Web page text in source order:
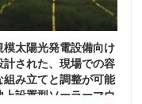
模太陽光発電設備向け
計された、現場での容
組み立てと調整が可能
上設置型ソーラーマウ